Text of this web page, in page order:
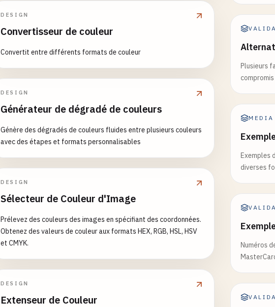
# Blue (240 degrees)
hsl(240
hsla(0, 100%, 50%, 0.5)
red
green
blue
yellow
orange
purple
black
DESIGN
Convertisseur de couleur
Convertit entre différents formats de couleur
DESIGN
Générateur de dégradé de couleurs
Génère des dégradés de couleurs fluides entre plusieurs couleurs
avec des étapes et formats personnalisables
DESIGN
Sélecteur de Couleur d'Image
Prélevez des couleurs des images en spécifiant des coordonnées.
Obtenez des valeurs de couleur aux formats HEX, RGB, HSL, HSV
et CMYK.
DESIGN
Extenseur de Couleur
Plusieurs
compromis
MEDIA
Exemples
diverses
Numéros